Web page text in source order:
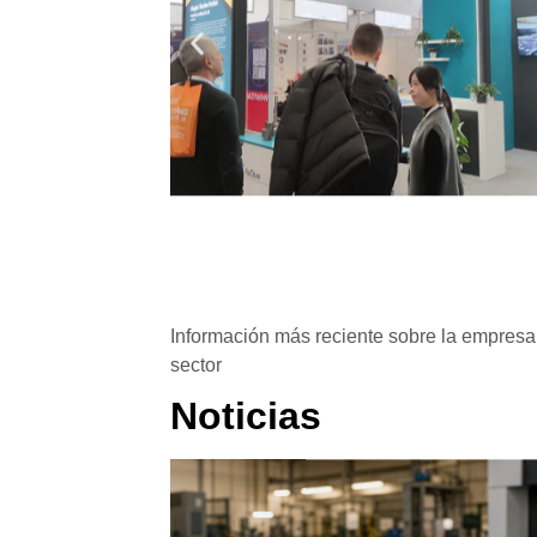
Información más reciente sobre la
sector
Noticias